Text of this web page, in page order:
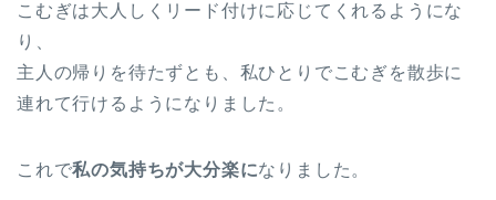
こむぎは大人しくリード付けに応じてくれるようにな
り、
主人の帰りを待たずとも、私ひとりでこむぎを散歩に
連れて行けるようになりました。
これで私の気持ちが大分楽になりました。